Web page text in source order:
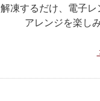
解凍するだけ、電子
アレンジを楽し